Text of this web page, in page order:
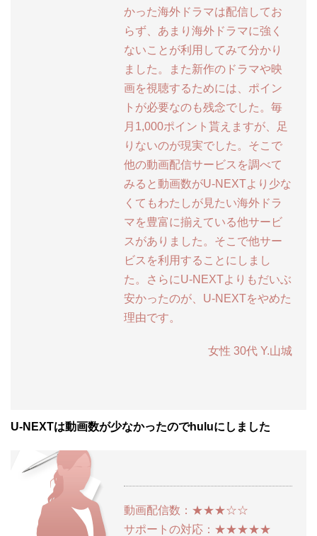
かった海外ドラマは配信してお
らず、あまり海外ドラマに強く
ないことが利用してみて分かり
ました。また新作のドラマや映
画を視聴するためには、ポイン
トが必要なのも残念でした。毎
月1,000ポイント貰えますが、足
りないのが現実でした。そこで
他の動画配信サービスを調べて
みると動画数がU-NEXTより少な
くてもわたしが見たい海外ドラ
マを豊富に揃えている他サービ
スがありました。そこで他サー
ビスを利用することにしまし
た。さらにU-NEXTよりもだいぶ
安かったのが、U-NEXTをやめた
理由です。
女性 30代 Y.山城
U-NEXTは動画数が少なかったのでhuluにしました
動画配信数：★★★☆☆
サポートの対応：★★★★★